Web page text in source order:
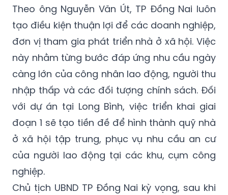
Theo ông Nguyễn Văn Út, TP Đồng Nai luôn
tạo điều kiện thuận lợi để các doanh nghiệp,
đơn vị tham gia phát triển nhà ở xã hội. Việc
này nhằm từng bước đáp ứng nhu cầu ngày
càng lớn của công nhân lao động, người thu
nhập thấp và các đối tượng chính sách. Đối
với dự án tại Long Bình, việc triển khai giai
đoạn 1 sẽ tạo tiền đề để hình thành quỹ nhà
ở xã hội tập trung, phục vụ nhu cầu an cư
của người lao động tại các khu, cụm công
nghiệp.
Chủ tịch UBND TP Đồng Nai kỳ vọng, sau khi